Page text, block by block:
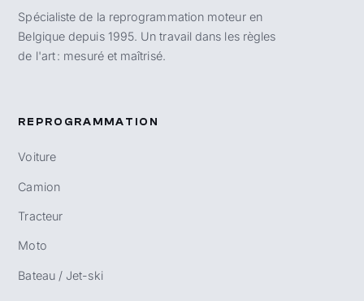
Spécialiste de la reprogrammation moteur en
Belgique depuis 1995. Un travail dans les règles
de l'art : mesuré et maîtrisé.
REPROGRAMMATION
Voiture
Camion
Tracteur
Moto
Bateau / Jet-ski